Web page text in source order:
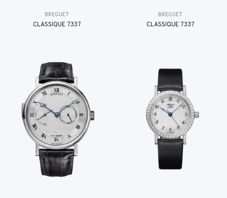
BREGUET
CLASSIQUE 7337
BREGUET
CLASSIQUE 7337